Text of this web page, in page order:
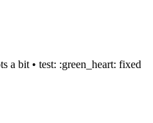
a bit • test: :green_heart: fixed